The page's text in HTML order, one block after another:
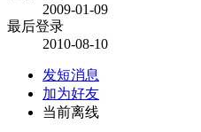
2009-01-09
最后登录
2010-08-10
发短消息
加为好友
当前离线